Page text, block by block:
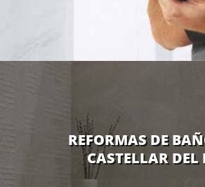
REFORMAS DE
CASTELLAR DEL